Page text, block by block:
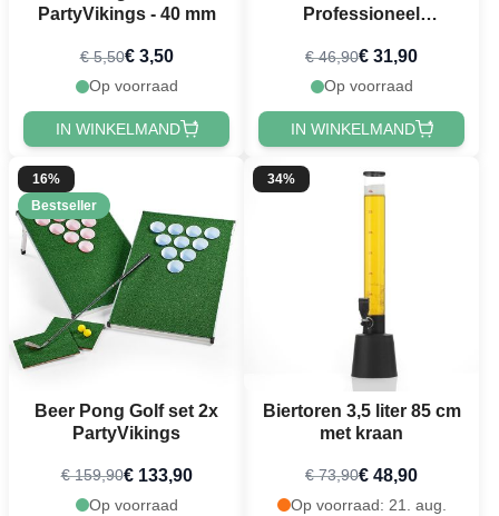
PartyVikings - 40 mm
€ 5,50€ 3,50
Op voorraad
IN WINKELMAND
Professioneel
oplaadbare batterij &
oplader
€ 46,90€ 31,90
Op voorraad
IN WINKELMAND
16%
Bestseller
Beer Pong Golf set 2x
PartyVikings
€ 159,90€ 133,90
Op voorraad
34%
Biertoren 3,5 liter 85 cm
met kraan
€ 73,90€ 48,90
Op voorraad: 21. aug.